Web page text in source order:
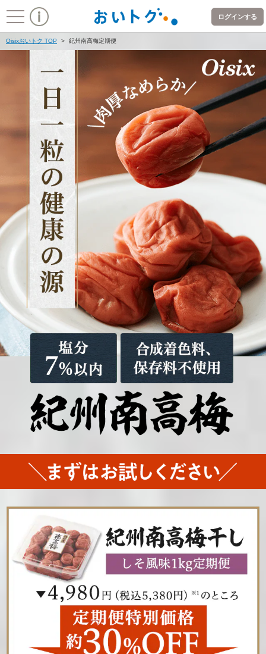
Oisixの定期宅配サ
ご利用ガイド
ログインする
Oisixおいトク TOP > 紀州南高梅定期便